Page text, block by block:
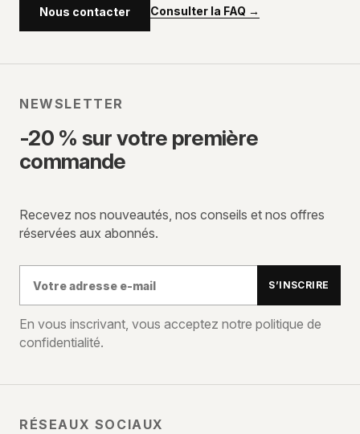
Nous contacter Consulter la FAQ →
NEWSLETTER
-20 % sur votre première
commande
Recevez nos nouveautés, nos conseils et nos offres
réservées aux abonnés.
e-
mail
S’INSCRIRE
En vous inscrivant, vous acceptez notre politique de
confidentialité.
RÉSEAUX SOCIAUX